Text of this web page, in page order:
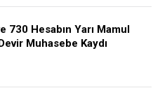
730 Hesabın Yarı Mamul
Muhasebe Kaydı